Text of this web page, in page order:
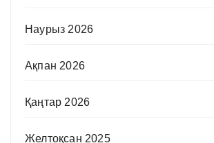
Наурыз 2026
Ақпан 2026
Қаңтар 2026
Желтоқсан 2025